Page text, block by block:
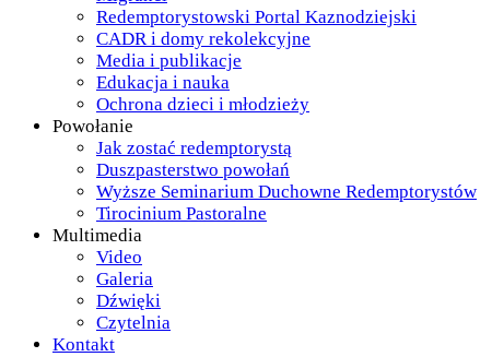
Redemptorystowski Portal Kaznodziejski
CADR i domy rekolekcyjne
Media i publikacje
Edukacja i nauka
Ochrona dzieci i młodzieży
Powołanie
Jak zostać redemptorystą
Duszpasterstwo powołań
Wyższe Seminarium Duchowne Redemptorystów
Tirocinium Pastoralne
Multimedia
Video
Galeria
Dźwięki
Czytelnia
Kontakt